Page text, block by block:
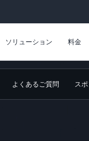
ソリューション 料金
よくあるご質問 ス